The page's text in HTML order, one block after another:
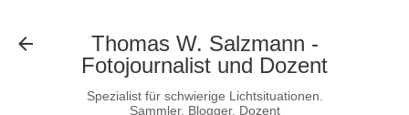
Thomas W. Salzmann -
Fotojournalist und Dozent
Spezialist für schwierige Lichtsituationen.
Sammler, Blogger, Dozent